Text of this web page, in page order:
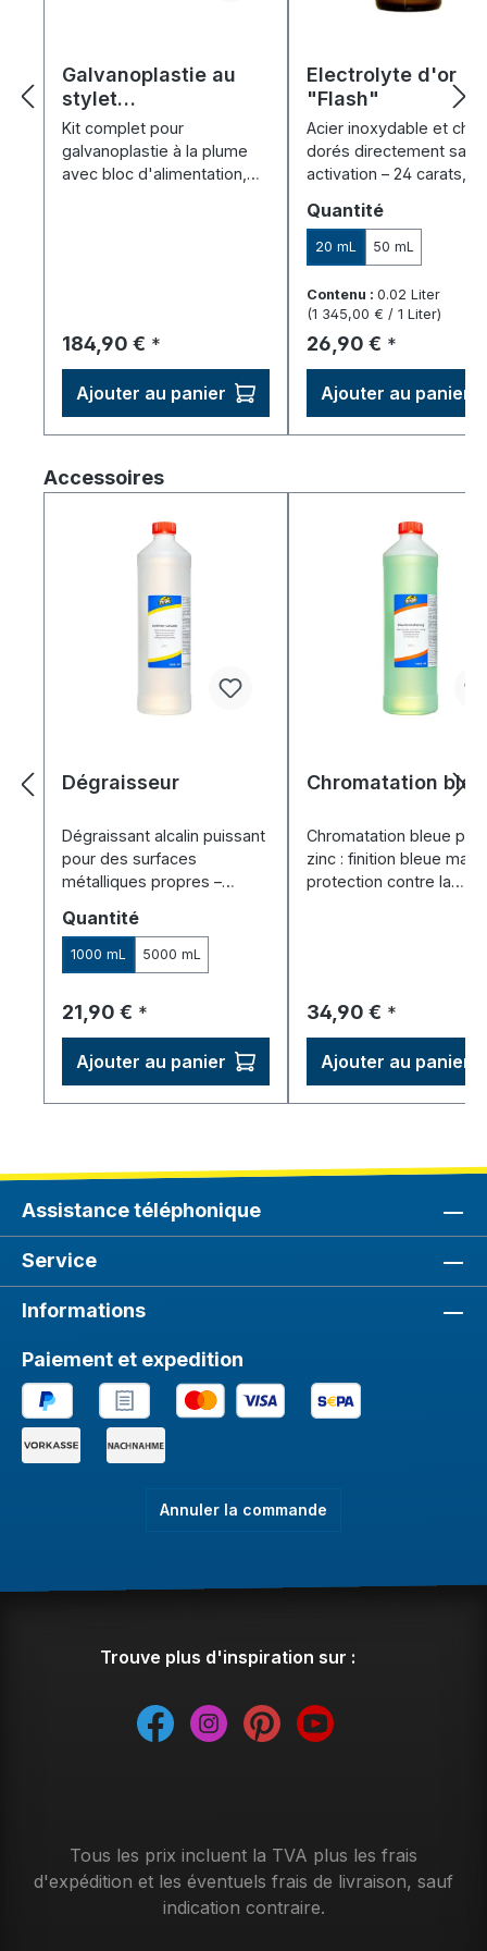
Galvanoplastie au
stylet
"GalvanoBrush" - Kit
de démarrage
Kit complet pour
galvanoplastie à la plume
avec bloc d'alimentation,
Prix régulier :
184,90 € *
Ajouter au panier
Electrolyte d'or
"Flash"
Acier inoxydable et
dorés directement sans
activation – 24 carats,
cuve et par électrolyse.
Sélectionnez
Quantité
20 mL 50 mL
Contenu :0.02 Liter
(1 345,00 € / 1 Liter)
Prix régulier :
26,90 € *
Ajouter au panier
Ignorer la galerie de produits
Accessoires
Dégraisseur
Dégraissant alcalin puissant
pour des surfaces
métalliques propres –
galvanoplastie et
l'anodisation.
Sélectionnez
Quantité
1000 mL 5000 mL
Prix régulier :
21,90 € *
Ajouter au panier
Chromatation
Chromatation bleue
zinc : finition bleue
protection contre la
Prix régulier :
34,90 € *
Ajouter au panier
Assistance téléphonique
Service
Informations
Paiement et expedition
Annuler la commande
Trouve plus d'inspiration sur :
Tous les prix incluent la TVA plus les frais
d'expédition et les éventuels frais de livraison, sauf
indication contraire.